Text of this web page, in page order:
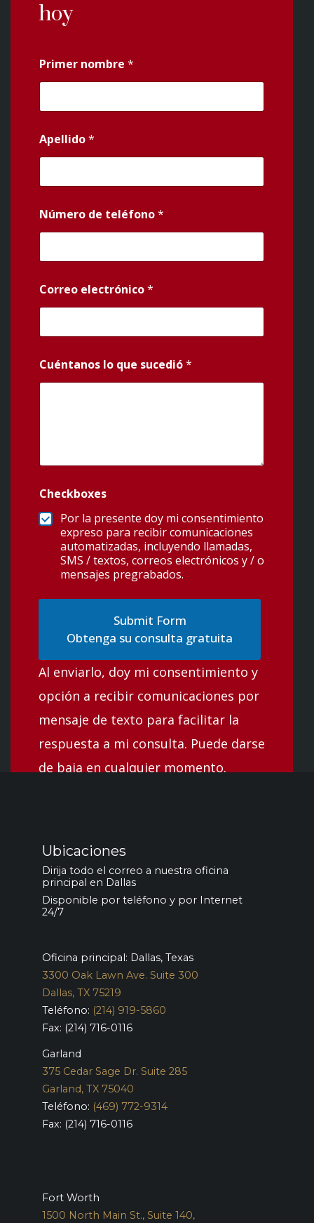
hoy
Primer nombre *
Apellido*
Número de teléfono*
Correo electrónico*
Cuéntanos lo que sucedió*
Checkboxes
Por la presente doy mi consentimiento
expreso para recibir comunicaciones
automatizadas, incluyendo llamadas,
SMS / textos, correos electrónicos y / o
mensajes pregrabados.
Obtenga su consulta gratuita
Al enviarlo, doy mi consentimiento y
opción a recibir comunicaciones por
mensaje de texto para facilitar la
respuesta a mi consulta. Puede darse
de baja en cualquier momento.
Ubicaciones
Dirija todo el correo a nuestra oficina
principal en Dallas
Disponible por teléfono y por Internet
24/7
Oficina principal: Dallas, Texas
3300 Oak Lawn Ave. Suite 300
Dallas, TX 75219
Teléfono: (214) 919-5860
Fax: (214) 716-0116
Garland
375 Cedar Sage Dr. Suite 285
Garland, TX 75040
Teléfono: (469) 772-9314
Fax: (214) 716-0116
Fort Worth
1500 North Main St., Suite 140,